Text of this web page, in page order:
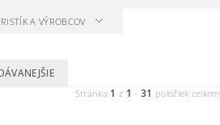
A VÝROBCOV
Stránka 1 z 1 -31 položiek celkom